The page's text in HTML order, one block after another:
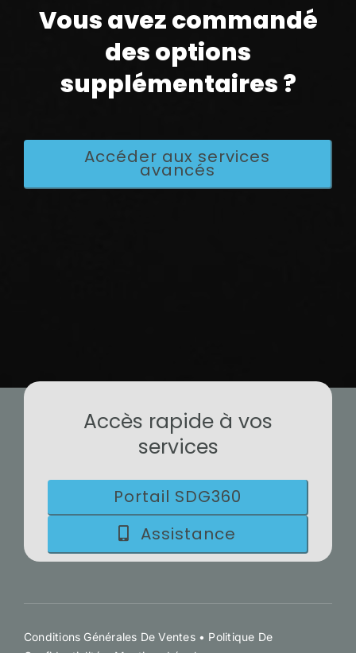
Vous avez commandé
des options
supplémentaires ?
Accéder aux services
avancés
Accès rapide à vos
services
Portail SDG360
Assistance
Conditions Générales De Ventes • Politique De